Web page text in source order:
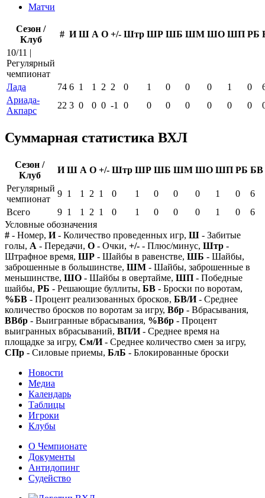
Матчи
Сезон /
Клуб
# И Ш А О +/- Штр ШР ШБ ШМ ШО ШП РБ
10/11 |
Регулярный
чемпионат
Лада
74 6 1 1 2 2 0 1 0 0 0 1 0
Ариада-
Акпарс
22 3 0 0 0 -1 0 0 0 0 0 0 0
Суммарная статистика ВХЛ
Сезон /
Клуб
И Ш А О +/- Штр ШР ШБ ШМ ШО ШП РБ БВ
Регулярный
чемпионат
9 1 1 2 1 0 1 0 0 0 1 0
6
Всего
9 1 1 2 1 0 1 0 0 0 1 0
6
Условные обозначения
# - Номер, И- Количество проведенных игр, Ш - Забитые
голы, А - Передачи, О - Очки, +/- - Плюс/минус, Штр -
Штрафное время, ШР - Шайбы в равенстве, ШБ - Шайбы,
заброшенные в большинстве, ШМ - Шайбы, заброшенные в
меньшинстве, ШО - Шайбы в овертайме, ШП - Победные
шайбы, РБ - Решающие буллиты, БВ - Броски по воротам,
%БВ - Процент реализованных бросков, БВ/И- Среднее
количество бросков по воротам за игру, Вбр - Вбрасывания,
ВВбр - Выигранные вбрасывания, %Вбр - Процент
выигранных вбрасываний, ВП/И- Среднее время на
площадке за игру, См/И- Среднее количество смен за игру,
СПр - Силовые приемы, БлБ - Блокированные броски
Новости
Медиа
Календарь
Таблицы
Игроки
Клубы
О Чемпионате
Документы
Антидопинг
Судейство